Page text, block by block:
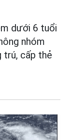
dưới 6 tuổi
nhóm
trú, cấp thẻ